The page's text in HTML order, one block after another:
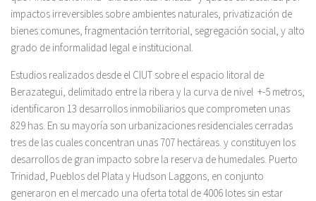
impactos irreversibles sobre ambientes naturales, privatización de
bienes comunes, fragmentación territorial, segregación social, y alto
grado de informalidad legal e institucional.
Estudios realizados desde el CIUT sobre el espacio litoral de
Berazategui, delimitado entre la ribera y la curva de nivel +-5 metros,
identificaron 13 desarrollos inmobiliarios que comprometen unas
829 has. En su mayoría son urbanizaciones residenciales cerradas
tres de las cuales concentran unas 707 hectáreas. y constituyen los
desarrollos de gran impacto sobre la reserva de humedales. Puerto
Trinidad, Pueblos del Plata y Hudson Laggons, en conjunto
generaron en el mercado una oferta total de 4006 lotes sin estar